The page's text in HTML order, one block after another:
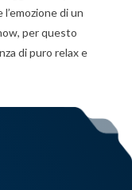
di un
per questo
di puro relax e